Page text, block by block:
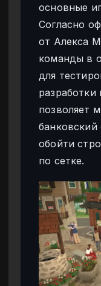
основные
Согласно
от Алекса
команды в
для
позволяет
банковский
обойти
по сетке.